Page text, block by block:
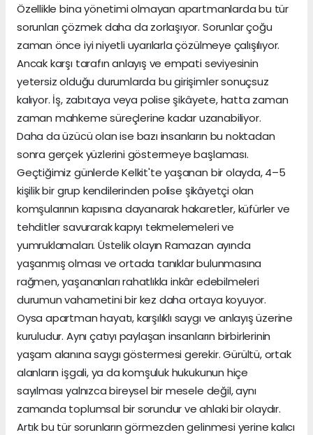
Özellikle bina yönetimi olmayan apartmanlarda bu tür
sorunları çözmek daha da zorlaşıyor. Sorunlar çoğu
zaman önce iyi niyetli uyarılarla çözülmeye çalışılıyor.
Ancak karşı tarafın anlayış ve empati seviyesinin
yetersiz olduğu durumlarda bu girişimler sonuçsuz
kalıyor. İş, zabıtaya veya polise şikâyete, hatta zaman
zaman mahkeme süreçlerine kadar uzanabiliyor.
Daha da üzücü olan ise bazı insanların bu noktadan
sonra gerçek yüzlerini göstermeye başlaması.
Geçtiğimiz günlerde Kelkit'te yaşanan bir olayda, 4–5
kişilik bir grup kendilerinden polise şikâyetçi olan
komşularının kapısına dayanarak hakaretler, küfürler ve
tehditler savurarak kapıyı tekmelemeleri ve
yumruklamaları. Üstelik olayın Ramazan ayında
yaşanmış olması ve ortada tanıklar bulunmasına
rağmen, yaşananları rahatlıkla inkâr edebilmeleri
durumun vahametini bir kez daha ortaya koyuyor.
Oysa apartman hayatı, karşılıklı saygı ve anlayış üzerine
kuruludur. Aynı çatıyı paylaşan insanların birbirlerinin
yaşam alanına saygı göstermesi gerekir. Gürültü, ortak
alanların işgali, ya da komşuluk hukukunun hiçe
sayılması yalnızca bireysel bir mesele değil, aynı
zamanda toplumsal bir sorundur ve ahlaki bir olaydır.
Artık bu tür sorunların görmezden gelinmesi yerine kalıcı